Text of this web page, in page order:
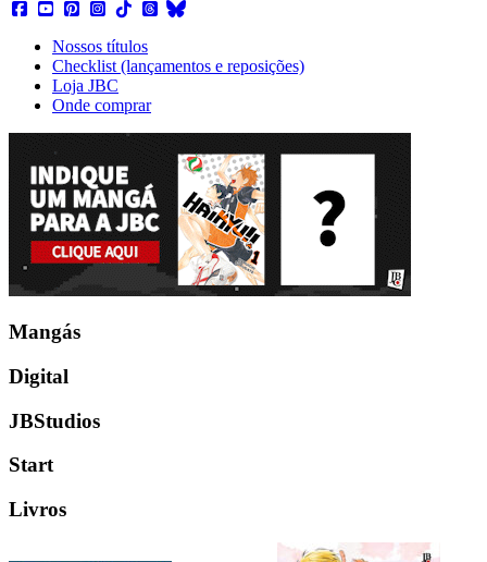
Nossos títulos
Checklist (lançamentos e reposições)
Loja JBC
Onde comprar
Mangás
Digital
JBStudios
Start
Livros